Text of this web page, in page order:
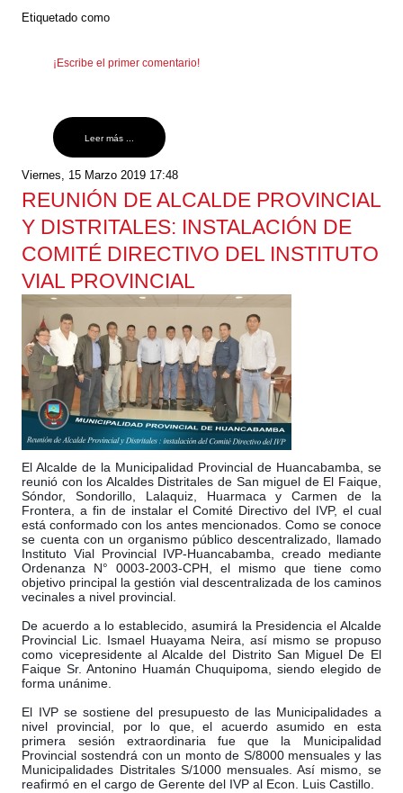
Etiquetado como
¡Escribe el primer comentario!
Leer más ...
Viernes, 15 Marzo 2019 17:48
REUNIÓN DE ALCALDE PROVINCIAL
Y DISTRITALES: INSTALACIÓN DE
COMITÉ DIRECTIVO DEL INSTITUTO
VIAL PROVINCIAL
El Alcalde de la Municipalidad Provincial de Huancabamba, se
reunió con los Alcaldes Distritales de San miguel de El Faique,
Sóndor, Sondorillo, Lalaquiz, Huarmaca y Carmen de la
Frontera, a fin de instalar el Comité Directivo del IVP, el cual
está conformado con los antes mencionados. Como se conoce
se cuenta con un organismo público descentralizado, llamado
Instituto Vial Provincial IVP-Huancabamba, creado mediante
Ordenanza N° 0003-2003-CPH, el mismo que tiene como
objetivo principal la gestión vial descentralizada de los caminos
vecinales a nivel provincial.
De acuerdo a lo establecido, asumirá la Presidencia el Alcalde
Provincial Lic. Ismael Huayama Neira, así mismo se propuso
como vicepresidente al Alcalde del Distrito San Miguel De El
Faique Sr. Antonino Huamán Chuquipoma, siendo elegido de
forma unánime.
El IVP se sostiene del presupuesto de las Municipalidades a
nivel provincial, por lo que, el acuerdo asumido en esta
primera sesión extraordinaria fue que la Municipalidad
Provincial sostendrá con un monto de S/8000 mensuales y las
Municipalidades Distritales S/1000 mensuales. Así mismo, se
reafirmó en el cargo de Gerente del IVP al Econ. Luis Castillo.